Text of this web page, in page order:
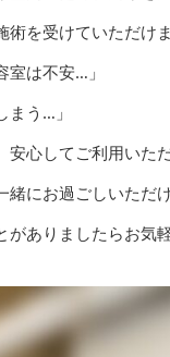
術を受けていただけま
室は不安…」
まう…」
安心してご利用いた
緒にお過ごしいただ
がありましたらお気